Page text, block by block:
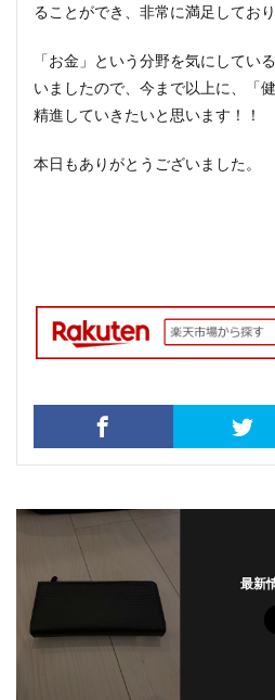
ることができ、非常に満足しており
「お金」という分野を気にしてい
いましたので、今まで以上に、「
精進していきたいと思います！！
本日もありがとうございました。
最新